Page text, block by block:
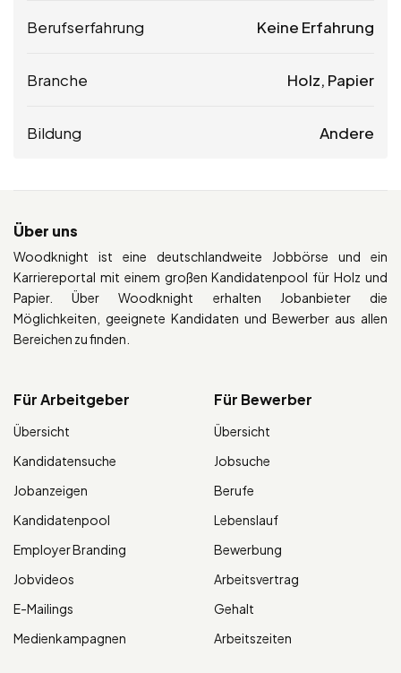
Berufserfahrung Keine Erfahrung
Branche Holz, Papier
Bildung Andere
Über uns
Woodknight ist eine deutschlandweite Jobbörse und ein
Karriereportal mit einem großen Kandidatenpool für Holz und
Papier. Über Woodknight erhalten Jobanbieter die
Möglichkeiten, geeignete Kandidaten und Bewerber aus allen
Bereichen zu finden.
Für Arbeitgeber
Übersicht
Kandidatensuche
Jobanzeigen
Kandidatenpool
Employer Branding
Jobvideos
E-Mailings
Medienkampagnen
Für Bewerber
Übersicht
Jobsuche
Berufe
Lebenslauf
Bewerbung
Arbeitsvertrag
Gehalt
Arbeitszeiten